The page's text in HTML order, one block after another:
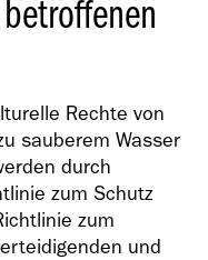
Rechte von
sauberem Wasser
durch
zum Schutz
zum
und